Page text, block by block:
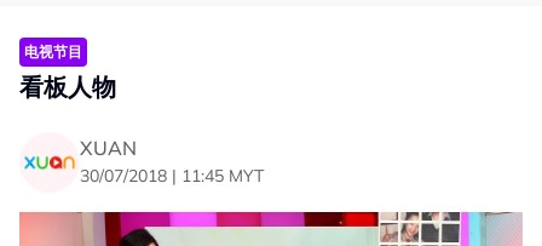
电视节目
看板人物
XUAN
30/07/2018 | 11:45 MYT